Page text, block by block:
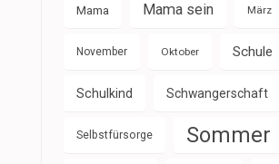
Mama Mama sein März
November Oktober Schule
Schulkind Schwangerschaft
Selbstfürsorge Sommer